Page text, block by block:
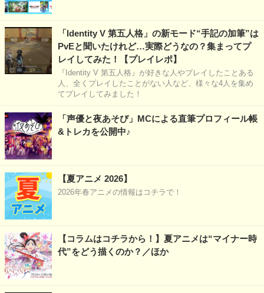
「Identity V 第五人格」の新モード“手記の加筆”は
PvEと聞いたけれど…実際どうなの？集まってプ
レイしてみた！【プレイレポ】
『Identity V 第五人格』が好きな人やプレイしたことある
人、全くプレイしたことがない人など、様々な4人を集め
てプレイしてみました！
「声優と夜あそび」MCによる直筆プロフィール帳
&トレカを公開中♪
【夏アニメ 2026】
2026年春アニメの情報はコチラで！
【コラムはコチラから！】夏アニメは“マイナー時
代”をどう描くのか？／ほか